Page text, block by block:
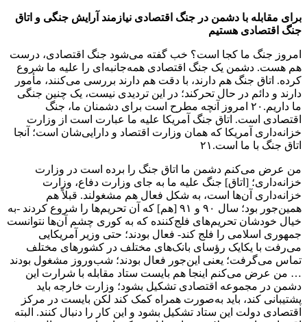
برای مقابله با دشمن در جنگ اقتصادی نیازمند آرایش جنگی و اتاق
جنگ اقتصادی هستیم
امروز جنگ ما کجا است؟ خب گفته می‌شود جنگ اقتصادی، درست
هم هست. دشمن یک جنگ اقتصادی همه‌جانبه‌ای را علیه ما شروع
کرده. اتاق جنگ هم دارند، با دقت هم دارند بررسی می‌کنند، مأمور
دارند و دائم در حال تحرکند؛ در این تردیدی نیست، یک چنین جنگی
ما داریم.۲۰ امروز آنچه مطرح است برای دشمنان ما، جنگ
اقتصادی است. اتاق جنگ آمریکا علیه ما عبارت است از وزارت
خزانه‌داری آمریکا که همان وزارت اقتصاد و دارایی‌شان است؛ آنجا
اتاق جنگ با ما است.۲۱
من عرض می‌کنم دشمن ما اتاق جنگ را برده است در وزارت
خزانه‌داری؛ [اتاق] جنگ علیه ما به جای وزارت دفاع، وزارت
خزانه‌داری آن‌ها است، به شکل فعال هم مشغولند. قبلاً هم
همین‌جور بود؛ سال ۹۰ و ۹۱ [هم] که آن تحریم‌ها را شروع کردند -به
خیال خودشان تحریم‌های فلج‌کننده که به کوری چشم آن‌ها نتوانست
جمهوری اسلامی را فلج کند- فعال بودند؛ حتی وزیر آمریکایی
می‌رفت با یکایک رؤسای بانک‌های مختلف در کشور‌های مختلف
تماس می‌گرفت؛ یعنی این‌جور فعال بودند؛ شب‌وروز مشغول بودند
… من عرض می‌کنم اینجا هم بایست ستاد مقابله‌ با شرارت این
دشمن در مجموعه‌ اقتصادی تشکیل بشود؛ وزارت خارجه باید
پشتیبانی کند، باید به‌صورت همراه کمک کند لکن بایست در مرکز
اقتصادی دولت این ستاد تشکیل بشود و این کار را دنبال کنند. البته